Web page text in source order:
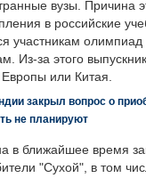
вузы. Причина
в российские
участникам олимпиад
Из-за этого
Европы или Китая.
закрыл вопрос о
не планируют
в ближайшее время
"Сухой", в том